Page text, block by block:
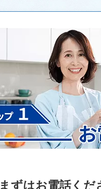
まずはお電話くだ